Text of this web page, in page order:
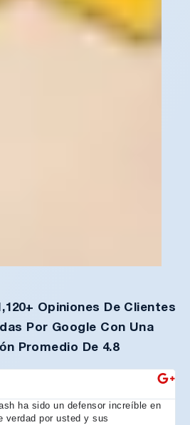
Opiniones De Clientes
Por Google Con Una
Promedio De 4.8
ha sido un defensor increíble en
verdad por usted y sus